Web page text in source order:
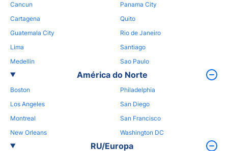
Cancun
Cartagena
Guatemala City
Lima
Medellin
Panama City
Quito
Rio de Janeiro
Santiago
Sao Paulo
América do Norte
Boston
Los Angeles
Montreal
New Orleans
Philadelphia
San Diego
San Francisco
Washington DC
RU/Europa